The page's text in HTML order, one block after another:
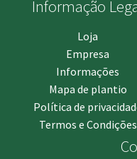
Informação
Loja
Empresa
Informações
Mapa de plantio
Política de
Termos e Condições